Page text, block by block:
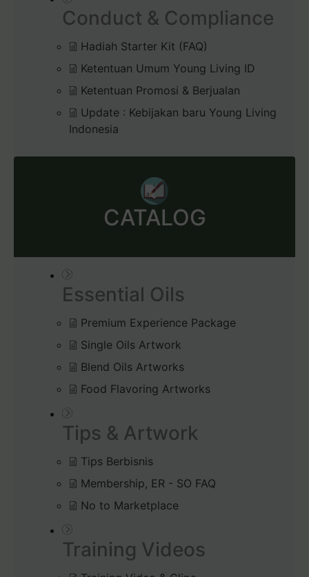
Conduct & Compliance
Hadiah Starter Kit (FAQ)
Ketentuan Umum Young Living ID
Ketentuan Promosi & Berjualan
Update : Kebijakan baru Young Living
Indonesia
CATALOG
Essential Oils
Premium Experience Package
Single Oils Artwork
Blend Oils Artworks
Food Flavoring Artworks
Tips & Artwork
Tips Berbisnis
Membership, ER - SO FAQ
No to Marketplace
Training Videos